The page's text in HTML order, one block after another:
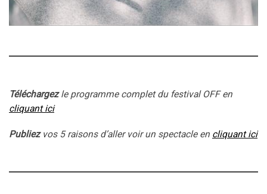
Téléchargezle programme complet du festival OFF en
cliquant ici
Publiezvos 5 raisons d’aller voir un spectacle en cliquant ici